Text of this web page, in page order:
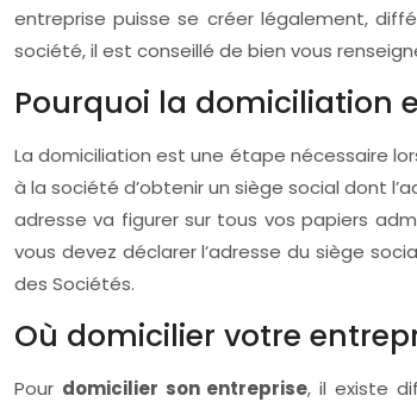
entreprise puisse se créer légalement,
société, il est conseillé de bien vous
Pourquoi la domiciliation
La domiciliation est une étape nécessaire
à la société d’obtenir un siège social dont
adresse va figurer sur tous vos papiers
vous devez déclarer l’adresse du siège
des Sociétés.
Où domicilier votre
Pour domicilier son entreprise, il existe